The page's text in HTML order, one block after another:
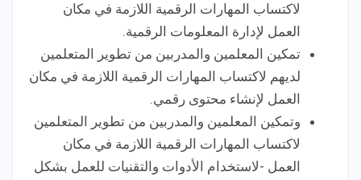
لاكتساب المهارات الرقمية اللازمة في مكان
العمل لإدارة المعلومات الرقمية.
تمكين المعلمين والمدربين من تطوير المتعلمين
لديهم لاكتساب المهارات الرقمية اللازمة في مكان
العمل لإنشاء محتوى رقمي.
وتمكين المعلمين والمدربين من تطوير المتعلمين
لاكتساب المهارات الرقمية اللازمة في مكان
العمل -لاستخدام الأدوات والتقنيات للعمل بشكل